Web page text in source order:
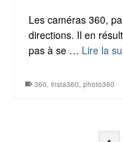
Les caméras 360,
directions. Il en
pas à se … Lire la
360, insta360, photo360